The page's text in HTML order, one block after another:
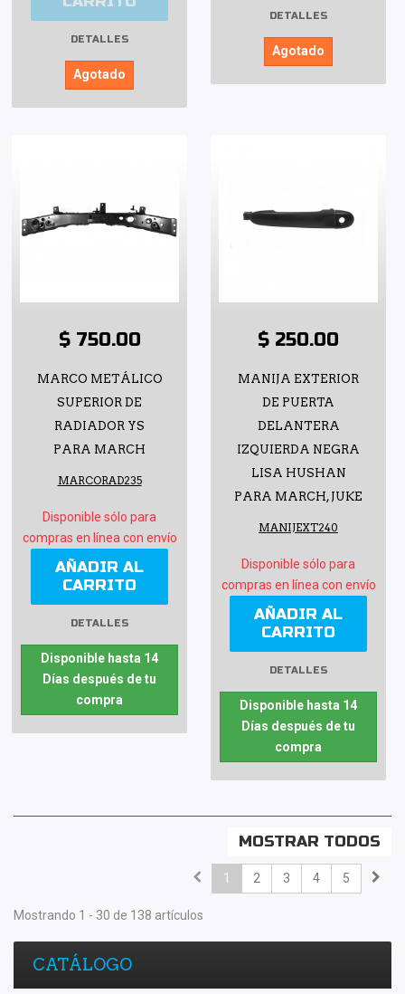
DETALLES
Agotado
DETALLES
Agotado
$ 750.00
MARCO METÁLICO
SUPERIOR DE
RADIADOR YS
PARA MARCH
MARCORAD235
Disponible sólo para
compras en línea con envío
AÑADIR AL
CARRITO
DETALLES
Disponible hasta 14
Días después de tu
compra
$ 250.00
MANIJA EXTERIOR
DE PUERTA
DELANTERA
IZQUIERDA NEGRA
LISA HUSHAN
PARA MARCH, JUKE
MANIJEXT240
Disponible sólo para
compras en línea con envío
AÑADIR AL
CARRITO
DETALLES
Disponible hasta 14
Días después de tu
compra
MOSTRAR TODOS
1 2 3 4 5
Mostrando 1 - 30 de 138 artículos
CATÁLOGO